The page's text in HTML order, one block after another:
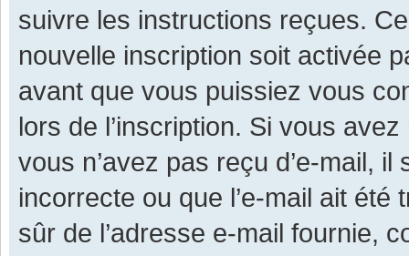
suivre les instructions reçues.
nouvelle inscription soit activée
avant que vous puissiez vous
lors de l’inscription. Si vous
vous n’avez pas reçu d’e-mail,
incorrecte ou que l’e-mail ait
sûr de l’adresse e-mail fournie,